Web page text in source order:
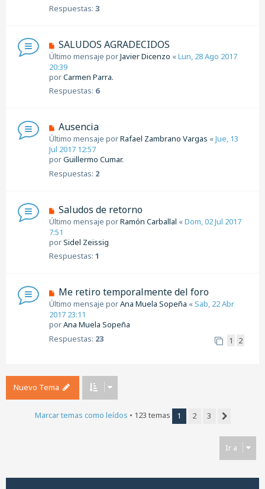
Respuestas: 3
SALUDOS AGRADECIDOS
Último mensaje porJavier Dicenzo «Lun, 28 Ago 2017
20:39
porCarmen Parra.
Respuestas: 6
Ausencia
Último mensaje porRafael Zambrano Vargas «Jue, 13
Jul 2017 12:57
porGuillermo Cumar.
Respuestas: 2
Saludos de retorno
Último mensaje porRamón Carballal «Dom, 02 Jul 2017
7:51
porSidel Zeissig
Respuestas: 1
Me retiro temporalmente del foro
Último mensaje porAna Muela Sopeña «Sab, 22 Abr
2017 23:11
porAna Muela Sopeña
Respuestas: 23 1 2
Nuevo Tema
Marcar temas como leídos • 123 temas 1 2
3
Ir a